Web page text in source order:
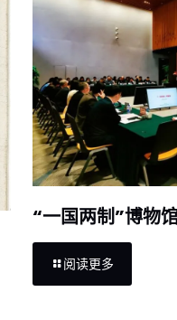
“一国两制”博物
阅读更多